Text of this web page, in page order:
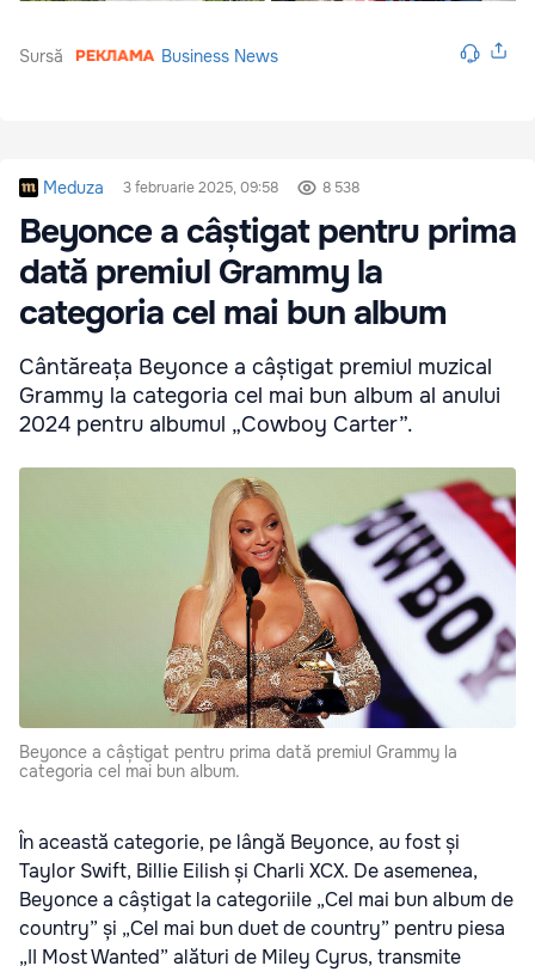
Sursă Business News
Meduza 3 februarie 2025, 09:58 8 538
Beyonce a câștigat pentru prima
dată premiul Grammy la
categoria cel mai bun album
Cântăreața Beyonce a câștigat premiul muzical
Grammy la categoria cel mai bun album al anului
2024 pentru albumul „Cowboy Carter”.
Beyonce a câștigat pentru prima dată premiul Grammy la
categoria cel mai bun album.
În această categorie, pe lângă Beyonce, au fost și
Taylor Swift, Billie Eilish și Charli XCX. De asemenea,
Beyonce a câștigat la categoriile „Cel mai bun album de
country” și „Cel mai bun duet de country” pentru piesa
„II Most Wanted” alături de Miley Cyrus, transmite